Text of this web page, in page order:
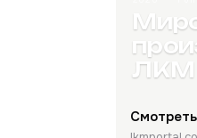
ЛКМ